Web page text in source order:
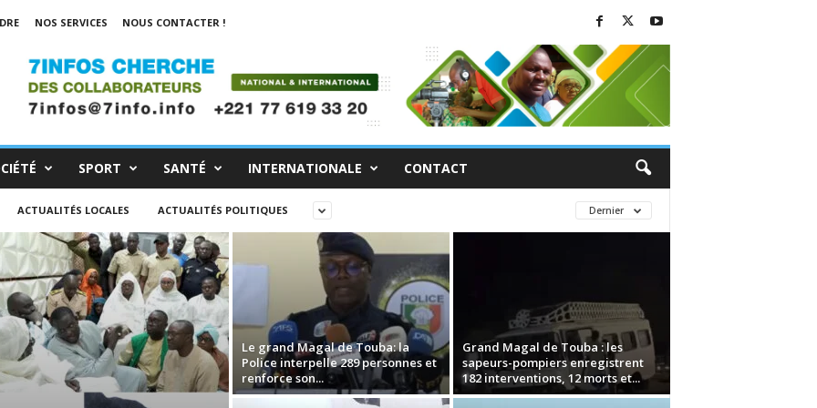
NOS SERVICES
NOUS CONTACTER !
SPORT SANTÉ INTERNATIONALE CONTACT
ACTUALITÉS LOCALES ACTUALITÉS POLITIQUES Dernier
Le grand Magal de Touba: la
Police interpelle 289 personnes et
renforce son...
Grand Magal de Touba : les
sapeurs-pompiers enregistrent
182 interventions, 12 morts et...